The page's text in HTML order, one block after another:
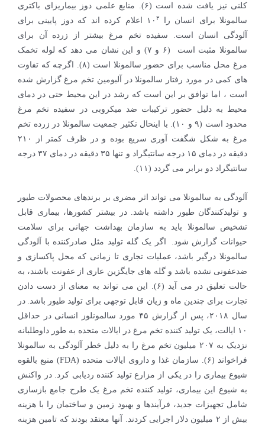
کلنی نیز یافت شده است (۶). منابع علمی دوز بیماریزای باکتری
سالمونلا برای انسان را ۱۰
۳
اعلام کرده اند که دوز پایینی برای
آلودگی انسان است. سفیده تخم مرغ بیشتر از زرده آن برای
سالمونلا مثبت است (۶ و ۷) و این نشان می دهد که لوله تخمک
مرغ محل مناسب برای حضور سالمونلا است (۸). اگرچه که تفاوت
های کمی در مورد رفتار سالمونلا در آلبومین تخم مرغ گزارش شده
است ، اما توافق بر این است که رشد در این محیط حتی در دمای
محیط به دلیل حضور ترکیبات ضد میکروبی در سفیده تخم مرغ
محدود است (۹ و ۱۰). با اینحال تکثیر جمعیت سالمونلا در زرده تخم
مرغ به شکل شگفت آوری سریع بوده و در ظرف کمتر از ۲۱۰
دقیقه در دمای ۱۵ درجه سانتیگراد و تنها ۳۵ دقیقه در دمای ۳۷ درجه
سانتیگراد دو برابر می گردد (۱۱).
آلودگی به سالمونلا می تواند اثر مضری بر برندهای محصولات طیور
و تولیدکنندگان طیور داشته باشد. در بیشتر کشورها، بیماری قابل
تشخیص سالمونلا باید به سازمان بهداشت جهانی برای سلامت
حیوانات گزارش شود. اگر یک گله تولید مثل صادرکننده با آلودگی
سالمونلا درگیر باشد، عملیات تجاری تا زمانی که محل پاکسازی و
ضدعفونی نشده باشد و گله های جایگزین عاری از عفونت باشند، به
حالت تعلیق در می آید (۶). این می تواند به معنای از دست دادن
تجارت برای چندین ماه و زیان قابل توجهی برای تولید طیور باشد. در
سال ۲۰۱۸، پس از گزارش ۴۵ مورد سالمونلوز انسانی در حداقل
۱۰ ایالت، یک تولید کننده تخم مرغ در ایالات متحده به طور داوطلبانه
نزدیک به ۲۰۷ میلیون تخم مرغ را به دلیل خطر آلودگی به سالمونلا
فراخواند (۶). سازمان غذا و داروی ایالات متحده (FDA) منبع بالقوه
شیوع بیماری را در یکی از مزارع تولید کننده ردیابی کرد. در واکنش
به شیوع این بیماری، تولید کننده تخم مرغ یک طرح جامع بازسازی
شامل تجهیزات جدید، فرآیندها و بهبود زمین و ساختمان را با هزینه
بیش از ۲ میلیون دلار اجرایی کردند. آنها معتقد بودند که تامین هزینه